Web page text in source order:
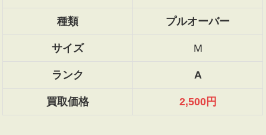
種類 プルオーバー
サイズ M
ランク A
買取価格 2,500円